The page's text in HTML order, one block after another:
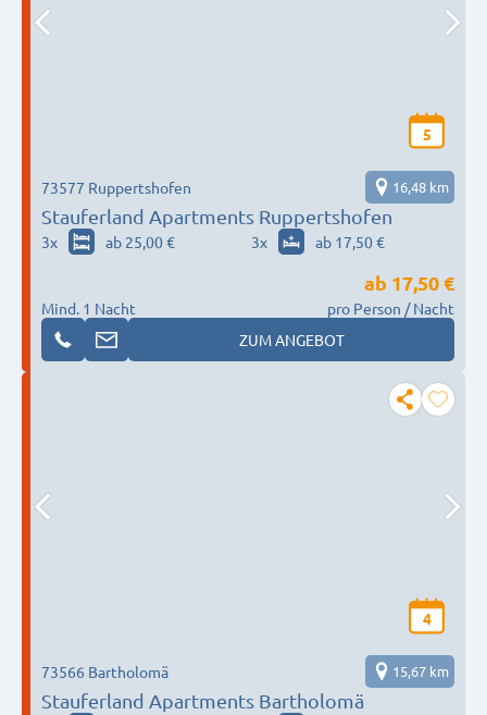
5
Stauferland Apartments Ruppertshofen
73577 Ruppertshofen 16,48 km
3x ab 25,00 € 3x ab 17,50 €
Mind. 1 Nacht
ab 17,50 €
pro Person / Nacht
ZUM ANGEBOT
4
Stauferland Apartments Bartholomä
73566 Bartholomä 15,67 km